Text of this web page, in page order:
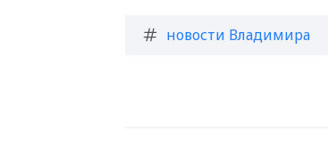
новости Владимира